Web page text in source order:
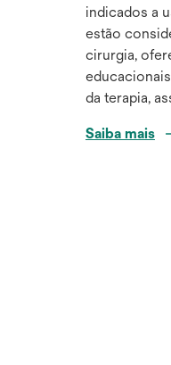
indicados a
estão
cirurgia,
da terapia,
Saiba mais